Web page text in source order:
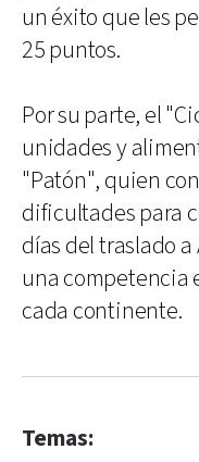
un éxito que les
25 puntos.
Por su parte, el
unidades y
"Patón", quien
dificultades para
días del traslado
una competencia
cada continente.
Temas: